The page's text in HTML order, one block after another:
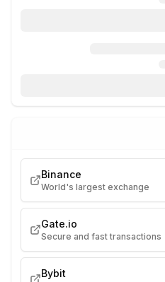
Binance
World's largest exchange
Gate.io
Secure and fast transactions
Bybit